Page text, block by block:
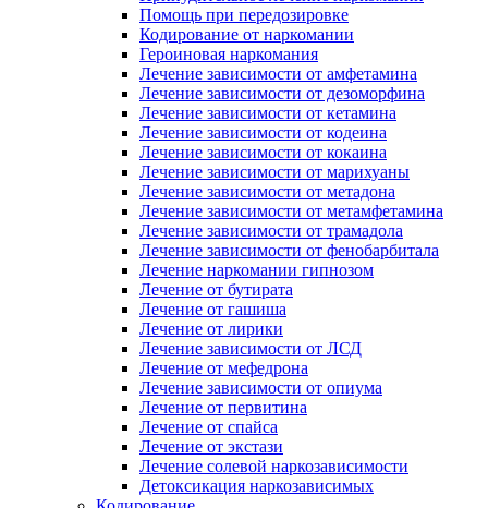
Помощь при передозировке
Кодирование от наркомании
Героиновая наркомания
Лечение зависимости от амфетамина
Лечение зависимости от дезоморфина
Лечение зависимости от кетамина
Лечение зависимости от кодеина
Лечение зависимости от кокаина
Лечение зависимости от марихуаны
Лечение зависимости от метадона
Лечение зависимости от метамфетамина
Лечение зависимости от трамадола
Лечение зависимости от фенобарбитала
Лечение наркомании гипнозом
Лечение от бутирата
Лечение от гашиша
Лечение от лирики
Лечение зависимости от ЛСД
Лечение от мефедрона
Лечение зависимости от опиума
Лечение от первитина
Лечение от спайса
Лечение от экстази
Лечение солевой наркозависимости
Детоксикация наркозависимых